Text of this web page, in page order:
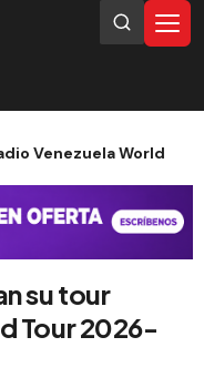
Venezuela World
su tour
Tour 2026-